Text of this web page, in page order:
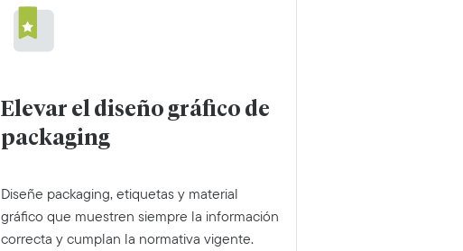
Elevar el diseño gráfico de
packaging
Diseñe packaging, etiquetas y material
gráfico que muestren siempre la información
correcta y cumplan la normativa vigente.